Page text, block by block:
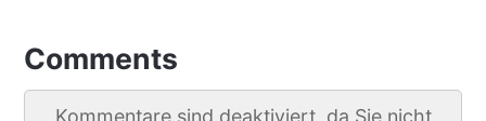
Comments
Kommentare sind deaktiviert, da Sie nicht